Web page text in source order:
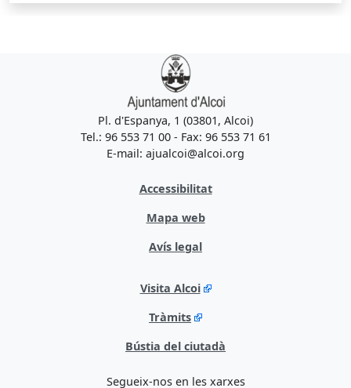
Pl. d'Espanya, 1 (03801, Alcoi)
Tel.: 96 553 71 00 - Fax: 96 553 71 61
E-mail: ajualcoi@alcoi.org
Accessibilitat
Mapa web
Avís legal
Visita Alcoi
Tràmits
Bústia del ciutadà
Segueix-nos en les xarxes